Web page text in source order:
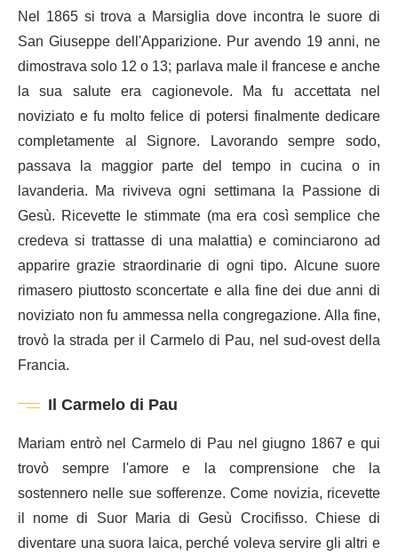
Nel 1865 si trova a Marsiglia dove incontra le suore di
San Giuseppe dell'Apparizione. Pur avendo 19 anni, ne
dimostrava solo 12 o 13; parlava male il francese e anche
la sua salute era cagionevole. Ma fu accettata nel
noviziato e fu molto felice di potersi finalmente dedicare
completamente al Signore. Lavorando sempre sodo,
passava la maggior parte del tempo in cucina o in
lavanderia. Ma riviveva ogni settimana la Passione di
Gesù. Ricevette le stimmate (ma era così semplice che
credeva si trattasse di una malattia) e cominciarono ad
apparire grazie straordinarie di ogni tipo. Alcune suore
rimasero piuttosto sconcertate e alla fine dei due anni di
noviziato non fu ammessa nella congregazione. Alla fine,
trovò la strada per il Carmelo di Pau, nel sud-ovest della
Francia.
Il Carmelo di Pau
Mariam entrò nel Carmelo di Pau nel giugno 1867 e qui
trovò sempre l'amore e la comprensione che la
sostennero nelle sue sofferenze. Come novizia, ricevette
il nome di Suor Maria di Gesù Crocifisso. Chiese di
diventare una suora laica, perché voleva servire gli altri e